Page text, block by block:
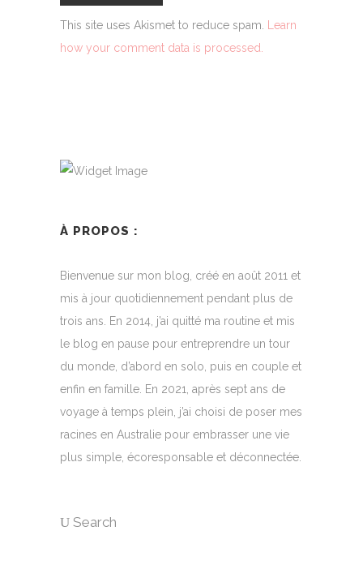
This site uses Akismet to reduce spam. Learn
how your comment data is processed.
À PROPOS :
Bienvenue sur mon blog, créé en août 2011 et
mis à jour quotidiennement pendant plus de
trois ans. En 2014, j’ai quitté ma routine et mis
le blog en pause pour entreprendre un tour
du monde, d’abord en solo, puis en couple et
enfin en famille. En 2021, après sept ans de
voyage à temps plein, j’ai choisi de poser mes
racines en Australie pour embrasser une vie
plus simple, écoresponsable et déconnectée.
Search